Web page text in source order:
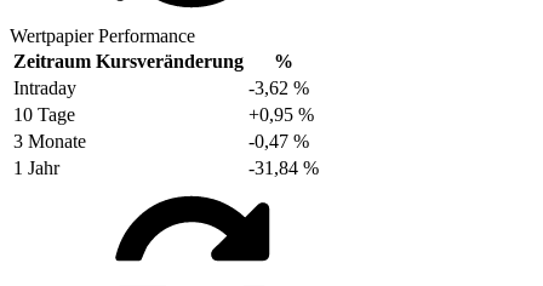
Wertpapier Performance
Zeitraum Kursveränderung
%
Intraday
-3,62 %
10 Tage
+0,95 %
3 Monate
-0,47 %
1 Jahr
-31,84 %